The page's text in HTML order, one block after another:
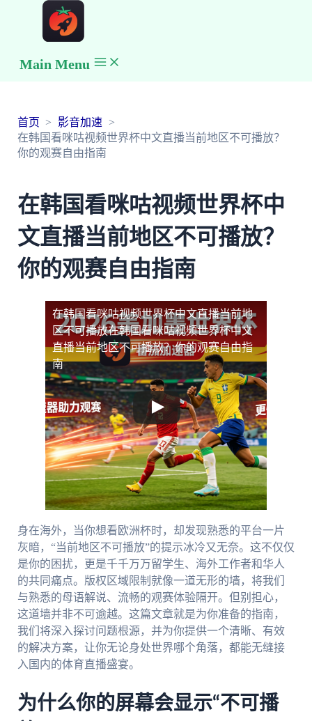
Main Menu
首页
影音加速
在韩国看咪咕视频世界杯中文直播当前地区不可播放？
你的观赛自由指南
在韩国看咪咕视频世界杯中
文直播当前地区不可播放？
你的观赛自由指南
在韩国看咪咕视频世界杯中文直播当前地
区不可播放在韩国看咪咕视频世界杯中文
直播当前地区不可播放？你的观赛自由指
南
身在海外，当你想看欧洲杯时，却发现熟悉的平台一片
灰暗，“当前地区不可播放”的提示冰冷又无奈。这不仅仅
是你的困扰，更是千千万万留学生、海外工作者和华人
的共同痛点。版权区域限制就像一道无形的墙，将我们
与熟悉的母语解说、流畅的观赛体验隔开。但别担心，
这道墙并非不可逾越。这篇文章就是为你准备的指南，
我们将深入探讨问题根源，并为你提供一个清晰、有效
的解决方案，让你无论身处世界哪个角落，都能无缝接
入国内的体育直播盛宴。
为什么你的屏幕会显示“不可播